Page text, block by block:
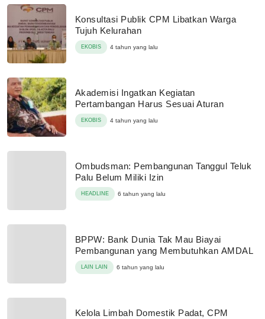
Konsultasi Publik CPM Libatkan Warga
Tujuh Kelurahan
EKOBIS 4 tahun yang lalu
Akademisi Ingatkan Kegiatan
Pertambangan Harus Sesuai Aturan
EKOBIS 4 tahun yang lalu
Ombudsman: Pembangunan Tanggul Teluk
Palu Belum Miliki Izin
HEADLINE 6 tahun yang lalu
BPPW: Bank Dunia Tak Mau Biayai
Pembangunan yang Membutuhkan AMDAL
LAIN LAIN 6 tahun yang lalu
Kelola Limbah Domestik Padat, CPM